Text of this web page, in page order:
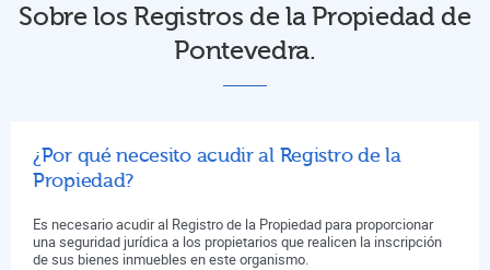
Sobre los Registros de la Propiedad de
Pontevedra.
¿Por qué necesito acudir al Registro de la
Propiedad?
Es necesario acudir al Registro de la Propiedad para proporcionar
una seguridad jurídica a los propietarios que realicen la inscripción
de sus bienes inmuebles en este organismo.